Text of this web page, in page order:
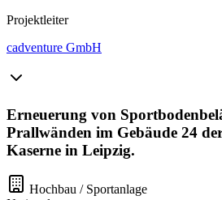
Projektleiter
cadventure GmbH
Erneuerung von
Prallwänden im Gebäude 24
Kaserne in Leipzig.
Hochbau / Sportanlage